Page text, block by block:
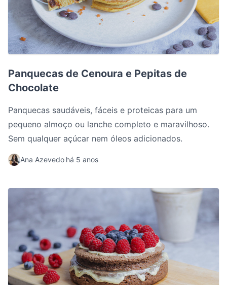
Panquecas de Cenoura e Pepitas de
Chocolate
Panquecas saudáveis, fáceis e proteicas para um
pequeno almoço ou lanche completo e maravilhoso.
Sem qualquer açúcar nem óleos adicionados.
Ana Azevedo há 5 anos